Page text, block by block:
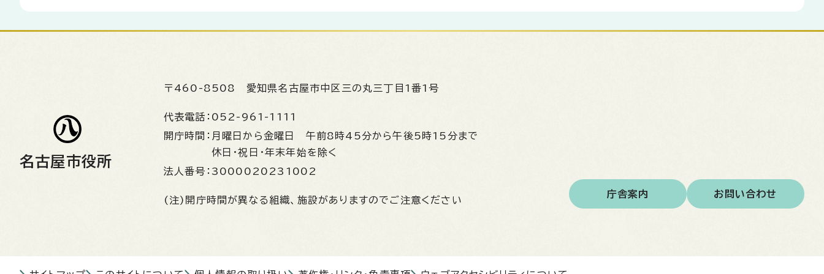
名古屋市役所
〒460-8508 愛知県名古屋市中区三の丸三丁目1番1号
代表電話： 052-961-1111
開庁時間： 月曜日から金曜日 午前8時45分から午後5時15分まで
休日・祝日・年末年始を除く
法人番号： 3000020231002
(注)開庁時間が異なる組織、施設がありますのでご注意ください
庁舎案内 お問い合わせ